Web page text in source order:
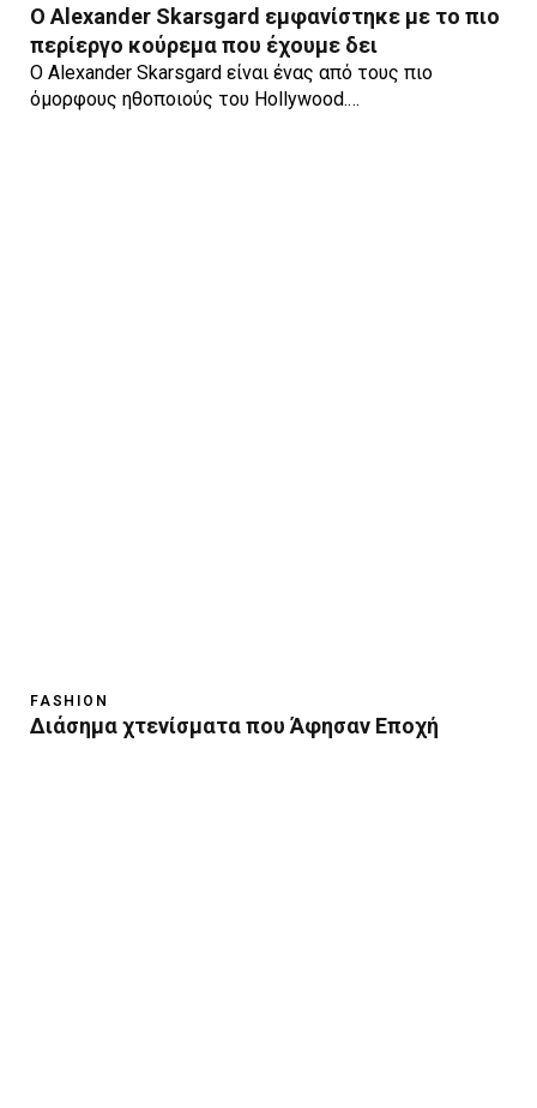
Ο Alexander Skarsgard εμφανίστηκε με το πιο
περίεργο κούρεμα που έχουμε δει
Ο Alexander Skarsgard είναι ένας από τους πιο
όμορφους ηθοποιούς του Hollywood.…
FASHION
Διάσημα χτενίσματα που Άφησαν Εποχή